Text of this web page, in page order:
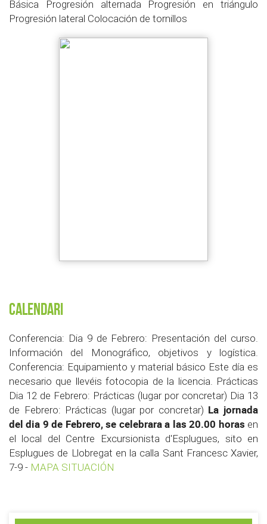
Básica Progresión alternada Progresión en triángulo
Progresión lateral Colocación de tornillos
Calendari
Conferencia: Dia 9 de Febrero: Presentación del curso.
Información del Monográfico, objetivos y logística.
Conferencia: Equipamiento y material básico Este día es
necesario que llevéis fotocopia de la licencia. Prácticas
Dia 12 de Febrero: Prácticas (lugar por concretar) Dia 13
de Febrero: Prácticas (lugar por concretar) La jornada
del dia 9 de Febrero, se celebrara a las 20.00 horas en
el local del Centre Excursionista d'Esplugues, sito en
Esplugues de Llobregat en la calla Sant Francesc Xavier,
7-9 - MAPA SITUACIÓN